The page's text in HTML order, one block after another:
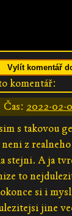
Vylít komentář
komentář:
Čas: 2022-02-
s takovou
z
stejni. A ja
to
si i
jine